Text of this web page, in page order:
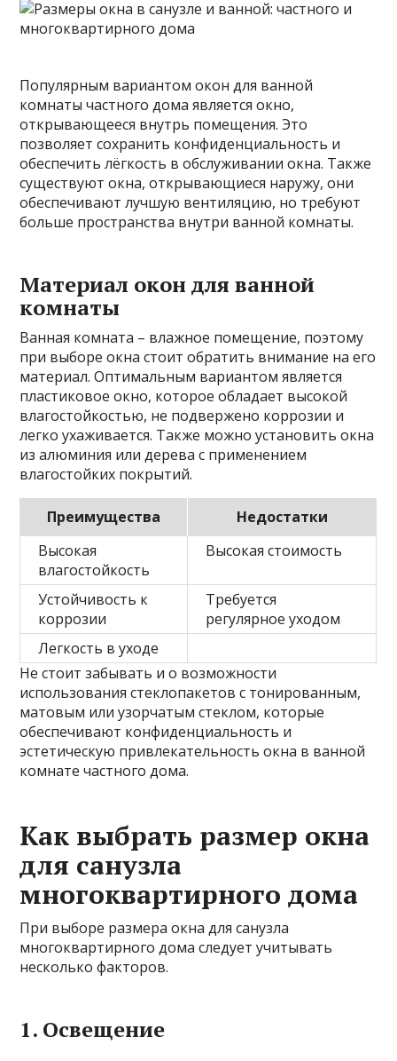
Популярным вариантом окон для ванной
комнаты частного дома является окно,
открывающееся внутрь помещения. Это
позволяет сохранить конфиденциальность и
обеспечить лёгкость в обслуживании окна. Также
существуют окна, открывающиеся наружу, они
обеспечивают лучшую вентиляцию, но требуют
больше пространства внутри ванной комнаты.
Материал окон для ванной
комнаты
Ванная комната – влажное помещение, поэтому
при выборе окна стоит обратить внимание на его
материал. Оптимальным вариантом является
пластиковое окно, которое обладает высокой
влагостойкостью, не подвержено коррозии и
легко ухаживается. Также можно установить окна
из алюминия или дерева с применением
влагостойких покрытий.
Преимущества
Недостатки
Высокая
влагостойкость
Высокая стоимость
Устойчивость к
коррозии
Требуется
регулярное уходом
Легкость в уходе
Не стоит забывать и о возможности
использования стеклопакетов с тонированным,
матовым или узорчатым стеклом, которые
обеспечивают конфиденциальность и
эстетическую привлекательность окна в ванной
комнате частного дома.
Как выбрать размер окна
для санузла
многоквартирного дома
При выборе размера окна для санузла
многоквартирного дома следует учитывать
несколько факторов.
1. Освещение